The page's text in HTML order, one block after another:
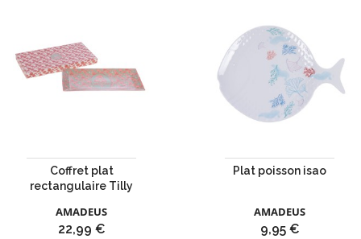
Coffret plat
rectangulaire Tilly
AMADEUS
Prix
22,99 €
Plat poisson isao
AMADEUS
Prix
9,95 €